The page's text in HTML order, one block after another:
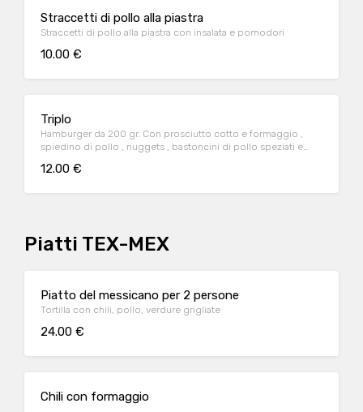
Straccetti di pollo alla piastra
Straccetti di pollo alla piastra con insalata e pomodori
10.00 €
Triplo
Hamburger da 200 gr. Con prosciutto cotto e formaggio ,
spiedino di pollo , nuggets , bastoncini di pollo speziati e
12.00 €
Piatti TEX-MEX
Piatto del messicano per 2 persone
Tortilla con chili, pollo, verdure grigliate
24.00 €
Chili con formaggio